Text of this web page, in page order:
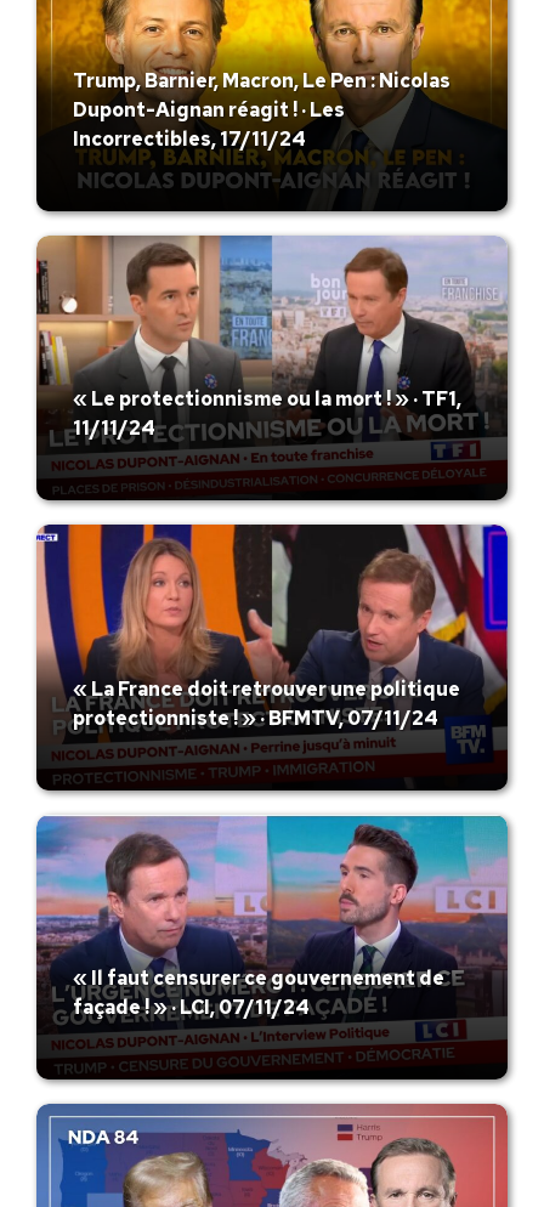
Trump, Barnier, Macron, Le Pen : Nicolas
Dupont-Aignan réagit ! · Les
Incorrectibles, 17/11/24
« Le protectionnisme ou la mort ! » · TF1,
11/11/24
« La France doit retrouver une politique
protectionniste ! » · BFMTV, 07/11/24
« Il faut censurer ce gouvernement de
façade ! » · LCI, 07/11/24